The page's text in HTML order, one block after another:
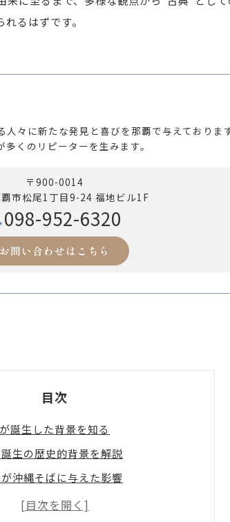
るはずです。
々に新たな発見と喜びを那覇で与えておりま
くのリピーターを生みます。
〒900-0014
市松尾1丁目9-24 福地ビル1F
098-952-6320
お問い合わせはこちら
目次
誕生した背景を知る
生の歴史的背景を解説
沖縄そばに与えた影響
文化と沖縄そばの結びつき